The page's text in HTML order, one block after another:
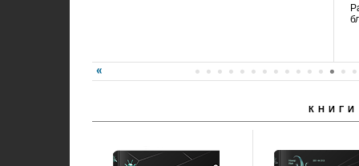
КНИГИ